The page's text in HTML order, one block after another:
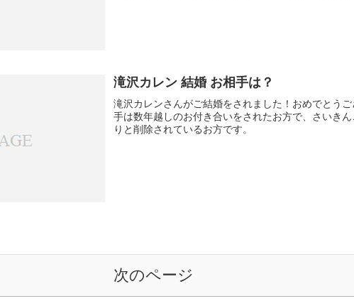
滝沢カレン 結婚 お相手は？
滝沢カレンさんがご結婚をされました！おめでとう
手は数年越しのお付き合いをされたお方で、さいき
りと削除されているお方です。
次のページ